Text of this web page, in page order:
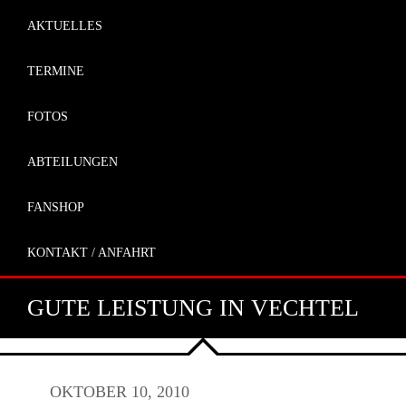
AKTUELLES
TERMINE
FOTOS
ABTEILUNGEN
FANSHOP
KONTAKT / ANFAHRT
GUTE LEISTUNG IN VECHTEL
OKTOBER 10, 2010